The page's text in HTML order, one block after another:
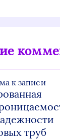
к записи
труб